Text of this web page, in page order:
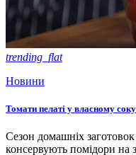
trending_flat
Новини
Томати пелаті у власному
Сезон домашніх заготовок
консервують помідори на